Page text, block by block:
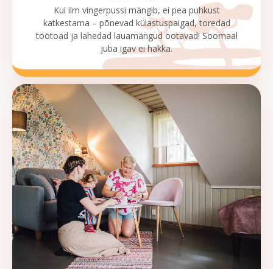
Kui ilm vingerpussi mängib, ei pea puhkust
katkestama – põnevad külastuspaigad, toredad
töötoad ja lahedad lauamängud ootavad! Soomaal
juba igav ei hakka.